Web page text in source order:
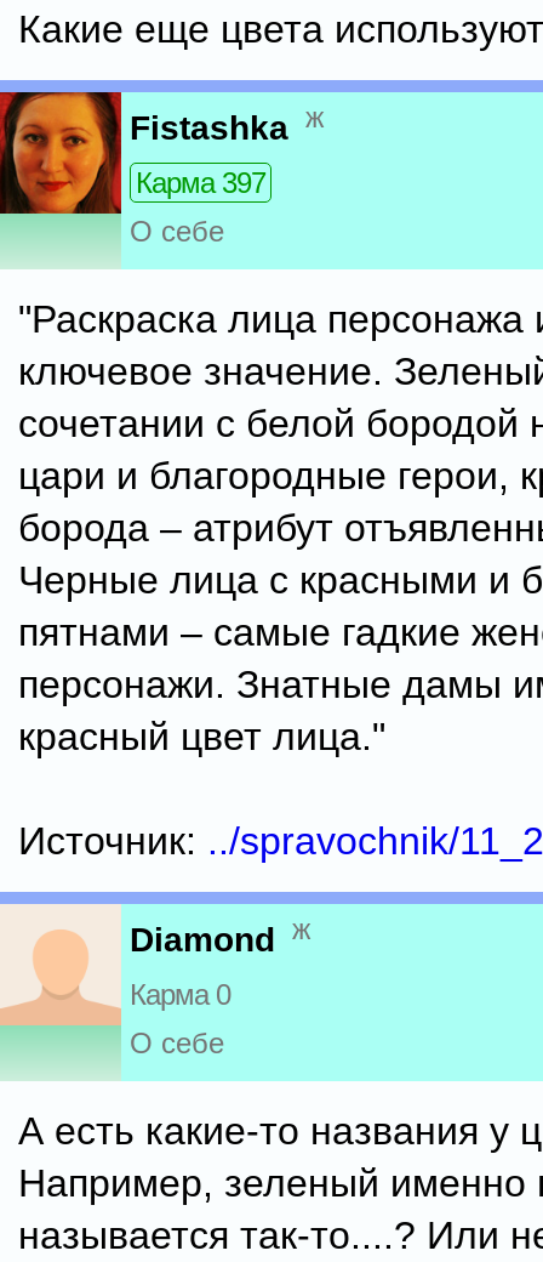
Какие еще цвета
Fistashka ж
Карма 397
О себе
"Раскраска лица персонажа
ключевое значение.
сочетании с белой бородой
цари и благородные герои,
борода – атрибут
Черные лица с красными и
пятнами – самые гадкие
персонажи. Знатные дамы
красный цвет лица."
Источник: ../spravochnik/
Diamond ж
Карма 0
О себе
А есть какие-то названия у
Например, зеленый именно
называется так-то....? Или